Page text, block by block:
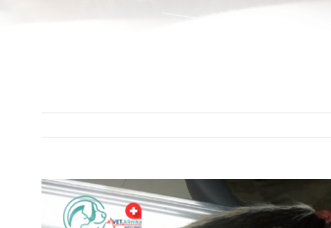
View
Larger
Image